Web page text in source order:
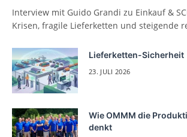
Interview mit Guido Grandi zu Einkauf &
Krisen, fragile Lieferketten und steigende
Lieferketten-Sicherheit
23. JULI 2026
Wie OMMM die
denkt